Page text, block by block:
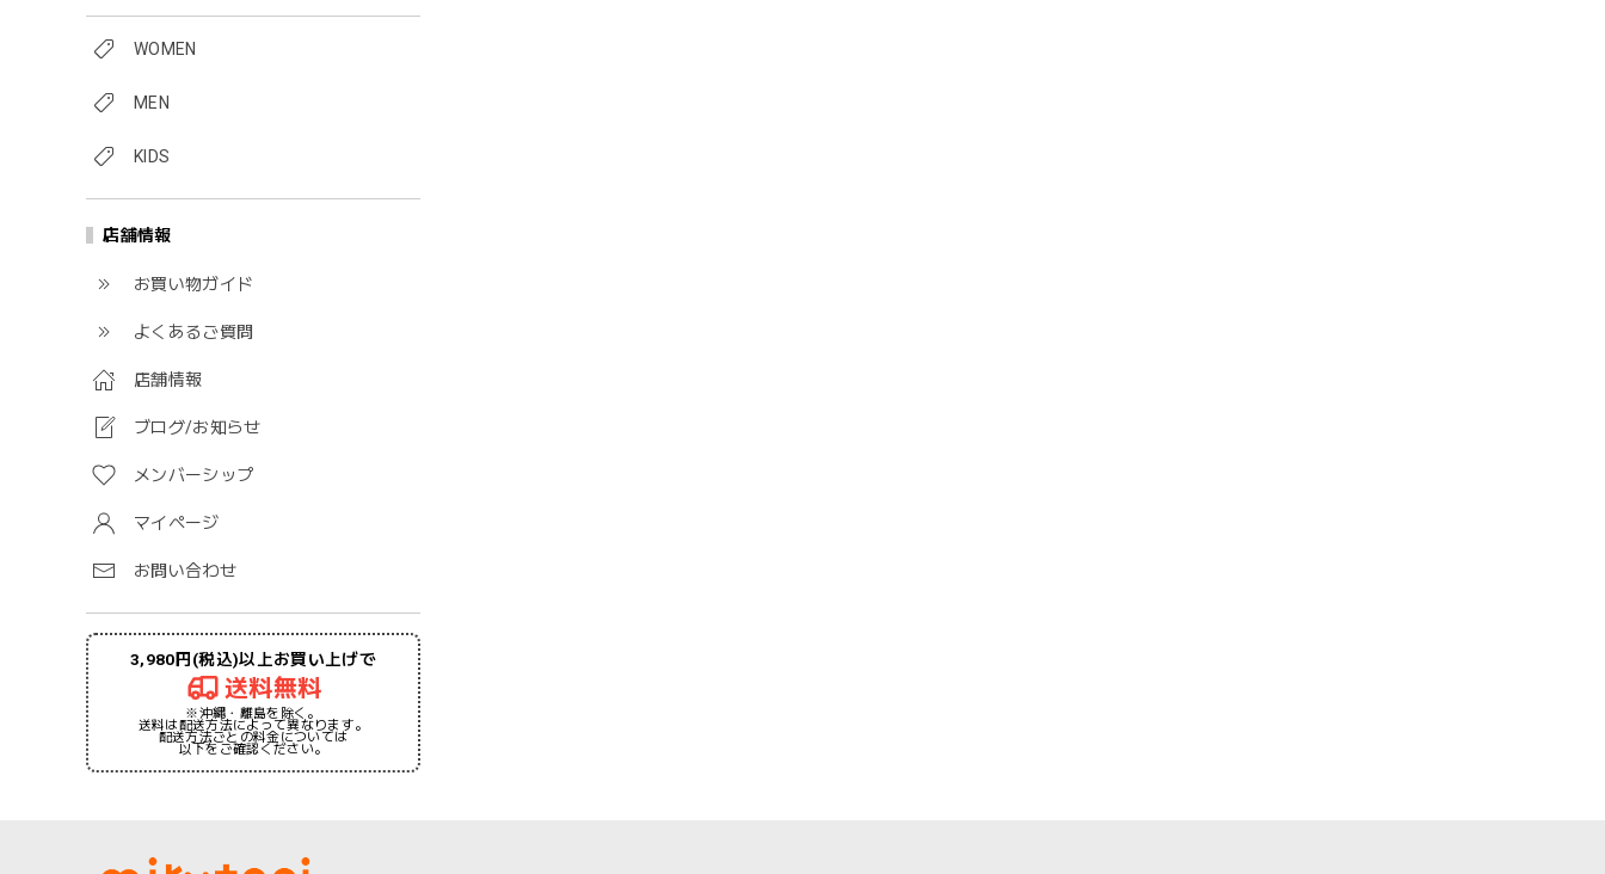
WOMEN
MEN
KIDS
店舗情報
お買い物ガイド
よくあるご質問
店舗情報
ブログ/お知らせ
メンバーシップ
マイページ
お問い合わせ
3,980円(税込)以上お買い上げで
送料無料
※沖縄・離島を除く。
送料は配送方法によって異なります。
配送方法ごとの料金については
以下をご確認ください。